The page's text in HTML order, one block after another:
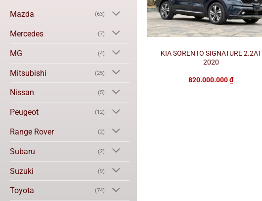
Mazda (63)
Mercedes (7)
MG (4)
Mitsubishi (25)
Nissan (5)
Peugeot (12)
Range Rover (2)
Subaru (2)
Suzuki (9)
Toyota (74)
KIA SORENTO SIGNATURE 2.2AT
2020
820.000.000₫